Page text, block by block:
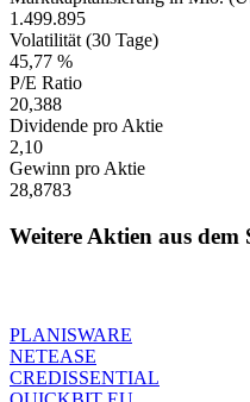
1.499.895
Volatilität (30 Tage)
45,77 %
P/E Ratio
20,388
Dividende pro Aktie
2,10
Gewinn pro Aktie
28,8783
Weitere Aktien aus dem
PLANISWARE
NETEASE
CREDISSENTIAL